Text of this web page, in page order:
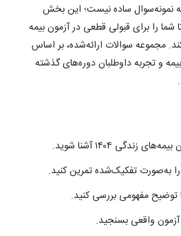
نمونه‌سوال ساده نیست؛ این بخش
را برای قبولی قطعی در آزمون بیمه
مجموعه سوالات ارائه‌شده، بر اساس
و تجربه داوطلبان دوره‌های گذشته
۱۴۰۴ آشنا شوید.
به‌صورت تفکیک‌شده تمرین کنید.
مفهومی بررسی کنید.
آزمون واقعی بسنجید.